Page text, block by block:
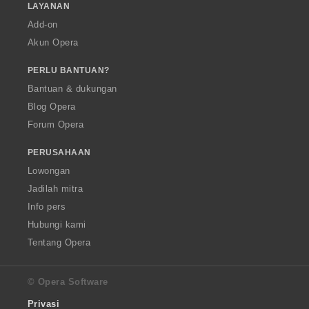
LAYANAN
Add-on
Akun Opera
PERLU BANTUAN?
Bantuan & dukungan
Blog Opera
Forum Opera
PERUSAHAAN
Lowongan
Jadilah mitra
Info pers
Hubungi kami
Tentang Opera
© Opera Software
Privasi